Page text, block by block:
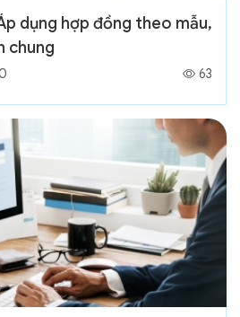
dụng hợp đồng theo mẫu,
chung
63